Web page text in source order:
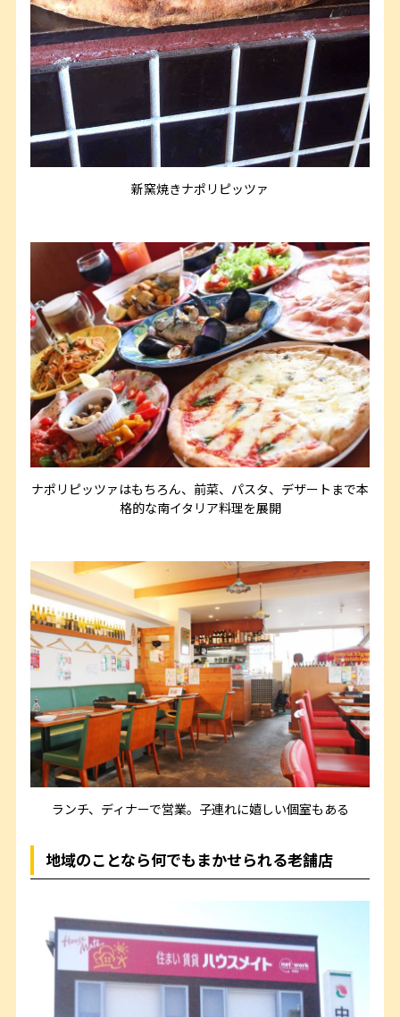
新窯焼きナポリピッツァ
ナポリピッツァはもちろん、前菜、パスタ、デザートまで本
格的な南イタリア料理を展開
ランチ、ディナーで営業。子連れに嬉しい個室もある
地域のことなら何でもまかせられる老舗店